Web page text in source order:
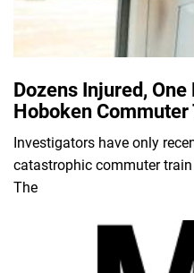
Dozens Injured,
Hoboken Commuter
Investigators have only
catastrophic commuter
The